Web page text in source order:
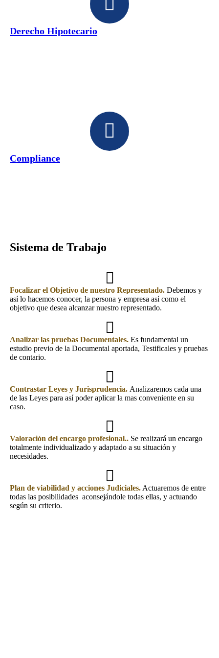
Derecho Hipotecario
Compliance
Sistema de Trabajo
Focalizar el Objetivo de nuestro Representado. Debemos y
así lo hacemos conocer, la persona y empresa así como el
objetivo que desea alcanzar nuestro representado.
Analizar las pruebas Documentales. Es fundamental un
estudio previo de la Documental aportada, Testificales y pruebas
de contario.
Contrastar Leyes y Jurisprudencia. Analizaremos cada una
de las Leyes para así poder aplicar la mas conveniente en su
caso.
Valoración del encargo profesional.. Se realizará un encargo
totalmente individualizado y adaptado a su situación y
necesidades.
Plan de viabilidad y acciones Judiciales. Actuaremos de entre
todas las posibilidades aconsejándole todas ellas, y actuando
según su criterio.